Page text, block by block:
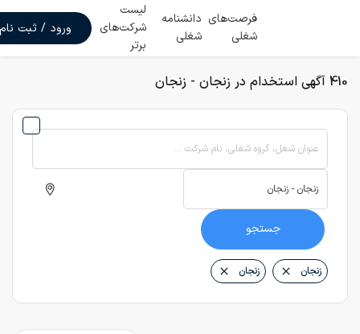
فرصت‌های
شغلی
دانشنامه
شغلی
لیست
شرکت‌های
برتر
ورود / ثبت نام
410 آگهی استخدام در زنجان - زنجان
عنوان شغل، گروه شغلی، نام شرکت ...
جستجو
زنجان زنجان